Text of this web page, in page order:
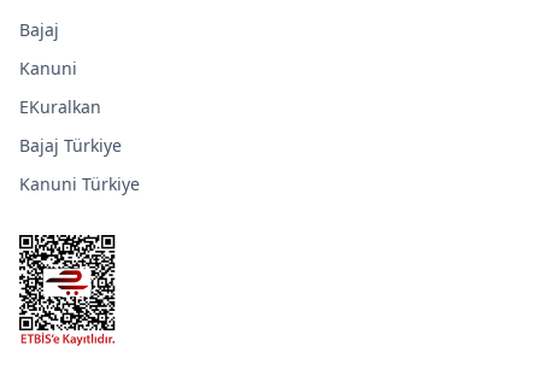
Bajaj
Kanuni
EKuralkan
Bajaj Türkiye
Kanuni Türkiye